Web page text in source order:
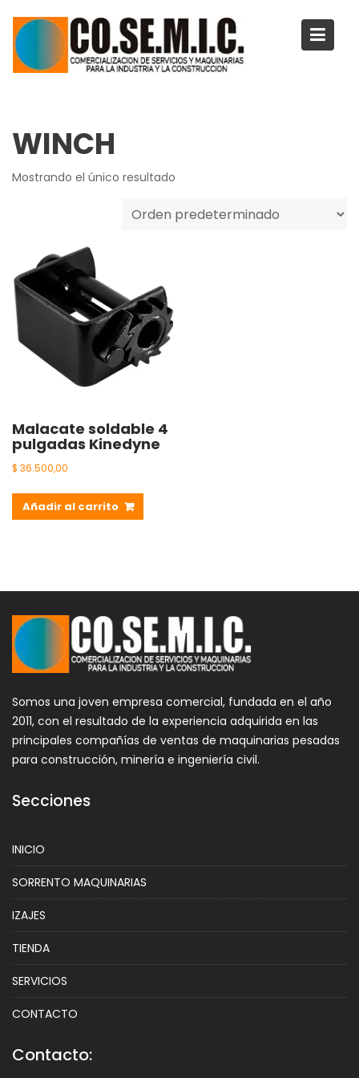
contenido
WINCH
Mostrando el único resultado
Malacate soldable 4
pulgadas Kinedyne
$ 36.500,00
Añadir al carrito
Somos una joven empresa comercial, fundada en el año
2011, con el resultado de la experiencia adquirida en las
principales compañías de ventas de maquinarias pesadas
para construcción, minería e ingeniería civil.
Secciones
INICIO
SORRENTO MAQUINARIAS
IZAJES
TIENDA
SERVICIOS
CONTACTO
Contacto: